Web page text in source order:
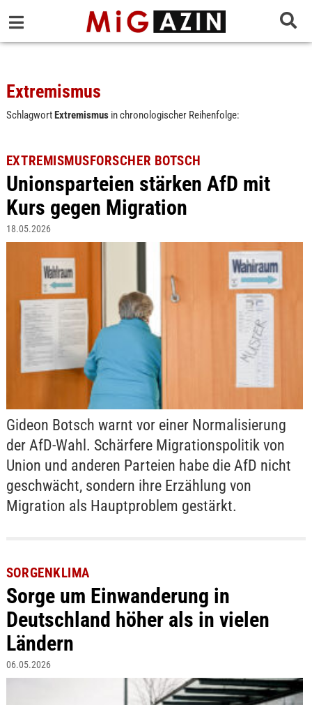
Extremismus
SchlagwortExtremismusin chronologischer Reihenfolge:
EXTREMISMUSFORSCHER BOTSCH
Unionsparteien stärken AfD mit
Kurs gegen Migration
18.05.2026
Gideon Botsch warnt vor einer Normalisierung
der AfD-Wahl. Schärfere Migrationspolitik von
Union und anderen Parteien habe die AfD nicht
geschwächt, sondern ihre Erzählung von
Migration als Hauptproblem gestärkt.
SORGENKLIMA
Sorge um Einwanderung in
Deutschland höher als in vielen
Ländern
06.05.2026